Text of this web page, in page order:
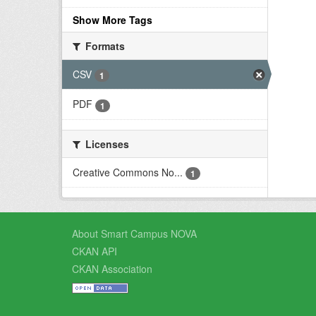
Show More Tags
Formats
CSV
1
PDF 1
Licenses
Creative Commons No...
1
About Smart Campus NOVA
CKAN API
CKAN Association